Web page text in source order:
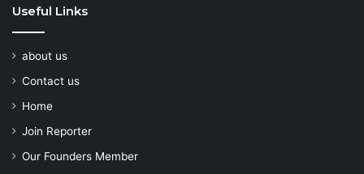
Useful Links
about us
Contact us
Home
Join Reporter
Our Founders Member